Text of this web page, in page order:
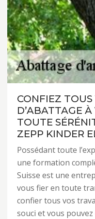
CONFIEZ
D’ABATTAGE
TOUTE
ZEPP KINDER
Possédant toute
une formation
Suisse est une
vous fier en toute
confier tous vos
souci et vous